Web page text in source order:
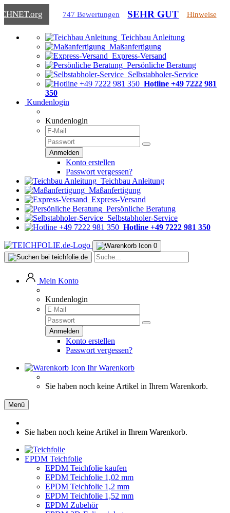
.org 747 Bewertungen SEHR GUT Hinweise
Teichbau Anleitung
Maßanfertigung
Express-Versand
Persönliche Beratung
Selbstabholer-Service
Hotline +49 7222 981
350
Kundenlogin
Kundenlogin
Konto erstellen
Passwort vergessen?
Teichbau Anleitung
Maßanfertigung
Express-Versand
Persönliche Beratung
Selbstabholer-Service
Hotline +49 7222 981 350
0
Mein Konto
Kundenlogin
Konto erstellen
Passwort vergessen?
Ihr Warenkorb
Sie haben noch keine Artikel in Ihrem Warenkorb.
Menü
Sie haben noch keine Artikel in Ihrem Warenkorb.
EPDM Teichfolie
EPDM Teichfolie kaufen
EPDM Teichfolie 1,02 mm
EPDM Teichfolie 1,2 mm
EPDM Teichfolie 1,52 mm
EPDM Zubehör